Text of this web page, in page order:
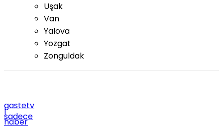
Uşak
Van
Yalova
Yozgat
Zonguldak
gastetv
|
sadece
haber